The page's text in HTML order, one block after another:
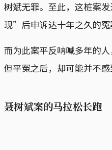
树斌无罪。至此，这桩案
现”后申诉达十年之久的冤
而为此案平反呐喊多年的人
但平冤之后，却可能并不感
聂树斌案的马拉松长跑